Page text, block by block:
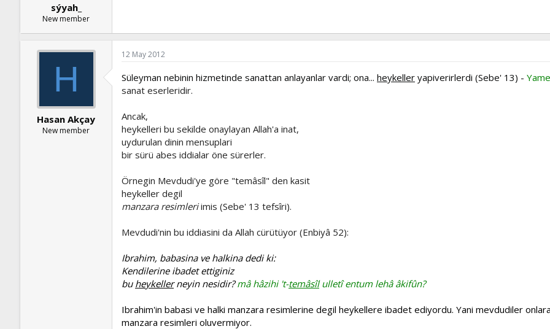
sýyah_
New member
H
Hasan Akçay
New member
12 May 2012
Süleyman nebinin hizmetinde sanattan anlayanlar vardi; ona... heykeller yapiverirlerdi (Sebe' 13) -
sanat eserleridir.
Ancak,
heykelleri bu sekilde onaylayan Allah'a inat,
uydurulan dinin mensuplari
bir sürü abes iddialar öne sürerler.
Örnegin Mevdudi'ye göre "temâsîl" den kasit
heykeller degil
manzara resimleriimis (Sebe' 13 tefsîri).
Mevdudi'nin bu iddiasini da Allah cürütüyor (Enbiyâ 52):
Ibrahim, babasina ve halkina dedi ki:
Kendilerine ibadet ettiginiz
bu heykellerneyin nesidir?mâ hâzihi 't-temâsîlulletî entum lehâ âkifûn?
Ibrahim'in babasi ve halki manzara resimlerine degil heykellere ibadet ediyordu. Yani mevdudiler
manzara resimleri oluvermiyor.